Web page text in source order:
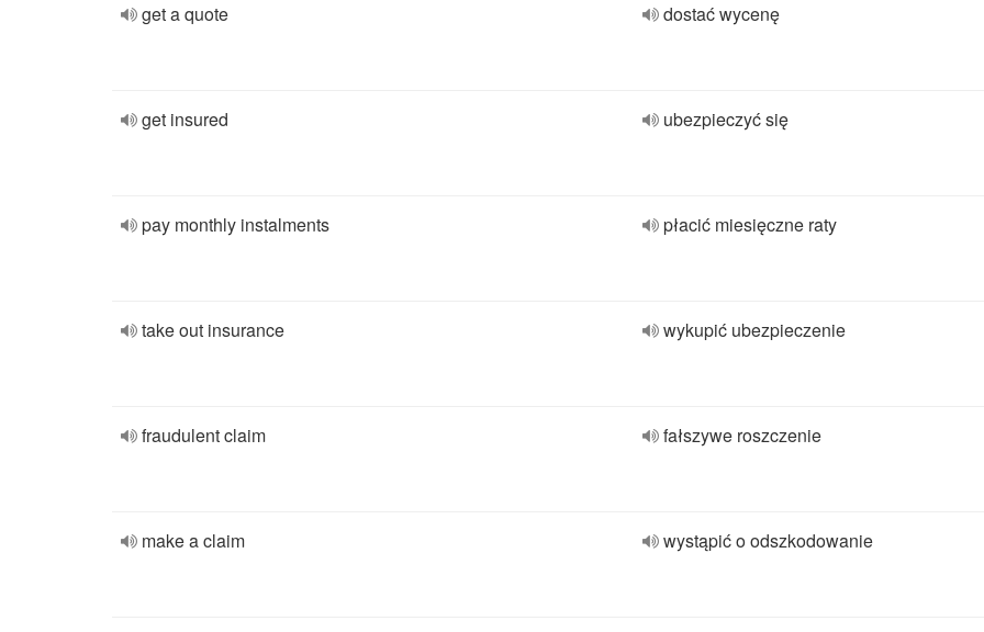
get a quote dostać wycenę
get insured ubezpieczyć się
pay monthly instalments płacić miesięczne raty
take out insurance wykupić ubezpieczenie
fraudulent claim fałszywe roszczenie
make a claim wystąpić o odszkodowanie